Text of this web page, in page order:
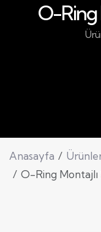
O-Ring
Anasayfa
O-Ring Montajlı